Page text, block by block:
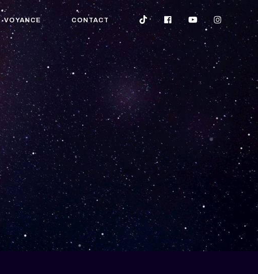
VOYANCE CONTACT